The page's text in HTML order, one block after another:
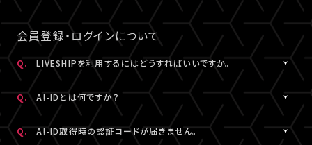
ません。
※コンビニにてご入金済みの場合は、変更できません。
チケットご購入済みの場合は、「決済完了のお知らせ」メールが届
いていなくても、ライブ配信・アーカイブ配信は問題なくご視聴いた
だけます。
「チケット購入情報」に、チケットが表示されていない場合は、ご購
入いただけていない状態です。
改めてチケット販売ページより購入手続きをお願いいたします。
ジットカード決済をご利用ください。
▼クレジットカード決済にて、よくあるエラー
クレジットカード番号やセキュリティコードなどの誤入力、有効期
限外、限度額超過などによるエラーの可能性がございます。今一度
ご確認のうえ、お手続きください。
上記に当てはまらないエラーの場合は、お手数ですが、エラー時の
状態など詳細を記載のうえ、 こちらよりお問い合わせください。
のA!-ID（メールアドレス）にて、視聴チケットを購入していただく必
要がございます。
※A!-IDについては［Q:A!-IDとは何ですか？］をご参照ください。
A.
原則、視聴チケットのご購入は可能です。
ご視聴については、推奨環境を満たしているかをご確認ください。
推奨環境を満たしていない場合は、ご視聴いただけない可能性が
あります。
また、各国の通信環境によりご視聴いただけない場合もございま
す。
上記ご了承のうえ、ご自身の判断にてご購入ください。
会員登録・ログインについて
Q. LIVESHIPを利用するにはどうすればいいですか。
LIVESHIPを利用するには、A!-ID（メールアドレス）が必要です。
LIVESHIPにアクセスし、A!-ID（メールアドレス）にてログインのう
え、会員登録を行ってください。
Q. A!-IDとは何ですか？
A!-IDとは、アーティストにまつわる様々なサービスをご利用いただ
ける共通の会員ID（無料）です。
Q. A!-ID取得時の認証コードが届きません。